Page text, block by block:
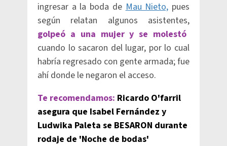
ingresar a la boda deMau Nieto, pues
según relatan algunos asistentes,
golpeó a una mujer y se molestó
cuando lo sacaron del lugar, por lo cual
habría regresado con gente armada; fue
ahí donde le negaron el acceso.
Te recomendamos: Ricardo O'farril
asegura que Isabel Fernández y
Ludwika Paleta se BESARON durante
rodaje de 'Noche de bodas'